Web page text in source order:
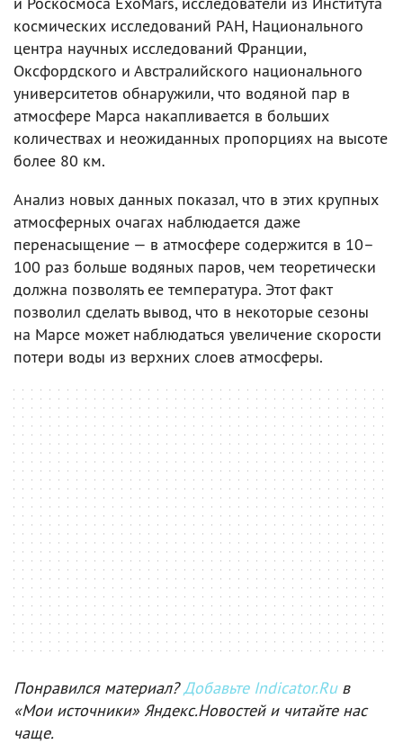
космических исследований РАН, Национального
центра научных исследований Франции,
Оксфордского и Австралийского национального
университетов обнаружили, что водяной пар в
атмосфере Марса накапливается в больших
количествах и неожиданных пропорциях на высоте
более 80 км.
Анализ новых данных показал, что в этих крупных
атмосферных очагах наблюдается даже
перенасыщение — в атмосфере содержится в 10–
100 раз больше водяных паров, чем теоретически
должна позволять ее температура. Этот факт
позволил сделать вывод, что в некоторые сезоны
на Марсе может наблюдаться увеличение скорости
потери воды из верхних слоев атмосферы.
Понравился материал?Добавьте Indicator.Ruв
«Мои источники» Яндекс.Новостей и читайте нас
чаще.